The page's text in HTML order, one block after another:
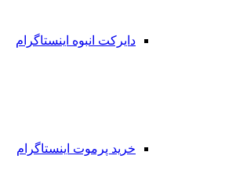
دایرکت انبوه اینستاگرام
خرید پرموت اینستاگرام